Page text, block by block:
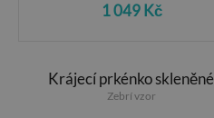
1 049 Kč
Krájecí prkénko skleněné
Zebrí vzor